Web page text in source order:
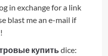
in exchange for a link
blast me an e-mail if
купить dice: